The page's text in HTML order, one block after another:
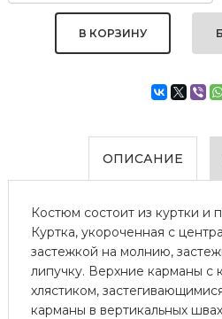
ОПИСАНИЕ
Костюм состоит из куртки и
Куртка, укороченная с
застежкой на молнию,
липучку. Верхние карманы с
хлястиком,
карманы в вертикальных